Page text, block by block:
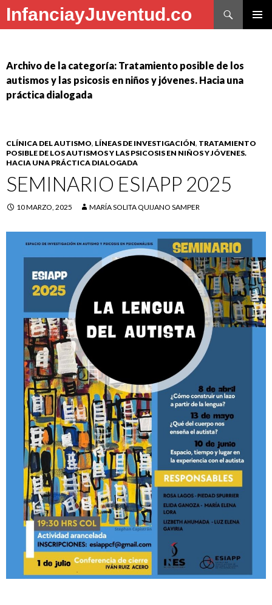
InfanciayJuventud.co
Buscar
Archivo de la categoría: Tratamiento posible de los
autismos y las psicosis en niños y jóvenes. Hacia una
práctica dialogada
CLÍNICA DEL AUTISMO, LÍNEAS DE INVESTIGACIÓN, TRATAMIENTO
POSIBLE DE LOS AUTISMOS Y LAS PSICOSIS EN NIÑOS Y JÓVENES.
HACIA UNA PRÁCTICA DIALOGADA
SEMINARIO ESIAPP 2025
10 MARZO, 2025 MARÍA SOLITA QUIJANO SAMPER